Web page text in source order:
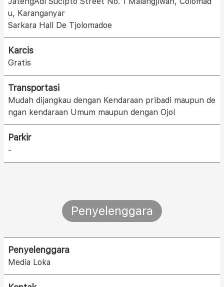
u, Karanganyar
Sarkara Hall De Tjolomadoe
Karcis
Gratis
Transportasi
Mudah dijangkau dengan Kendaraan pribadi maupun de
ngan kendaraan Umum maupun dengan Ojol
Parkir
-
Penyelenggara
Penyelenggara
Media Loka